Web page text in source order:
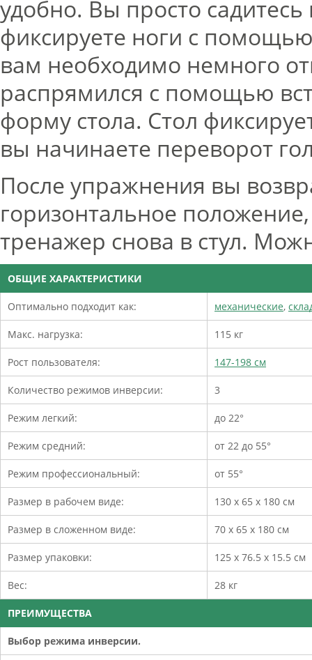
удобно. Вы просто
фиксируете ноги с
вам необходимо немного
распрямился с помощью
форму стола. Стол
вы начинаете переворот
После упражнения вы
горизонтальное
тренажер снова в стул.
ОБЩИЕ ХАРАКТЕРИСТИКИ
Оптимально подходит как: механические,
Макс. нагрузка: 115 кг
Рост пользователя: 147-198 см
Количество режимов инверсии: 3
Режим легкий: до 22°
Режим средний: от 22 до 55°
Режим профессиональный: от 55°
Размер в рабочем виде: 130 х 65 х 180 см
Размер в сложенном виде: 70 х 65 х 180 см
Размер упаковки: 125 х 76.5 х 15.5 см
Вес: 28 кг
ПРЕИМУЩЕСТВА
Выбор режима инверсии.